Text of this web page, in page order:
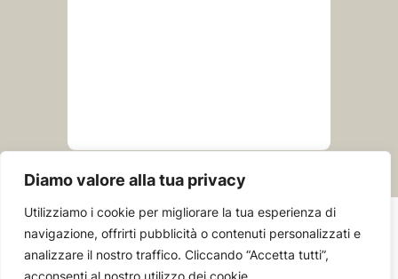
Diamo valore alla tua privacy
Utilizziamo i cookie per migliorare la tua esperienza di
navigazione, offrirti pubblicità o contenuti personalizzati e
analizzare il nostro traffico. Cliccando “Accetta tutti”,
acconsenti al nostro utilizzo dei cookie.
biancapomeranzi.it